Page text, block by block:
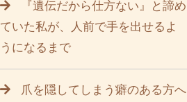
『遺伝だから仕方ない』と諦め
ていた私が、人前で手を出せるよ
うになるまで
爪を隠してしまう癖のある方へ